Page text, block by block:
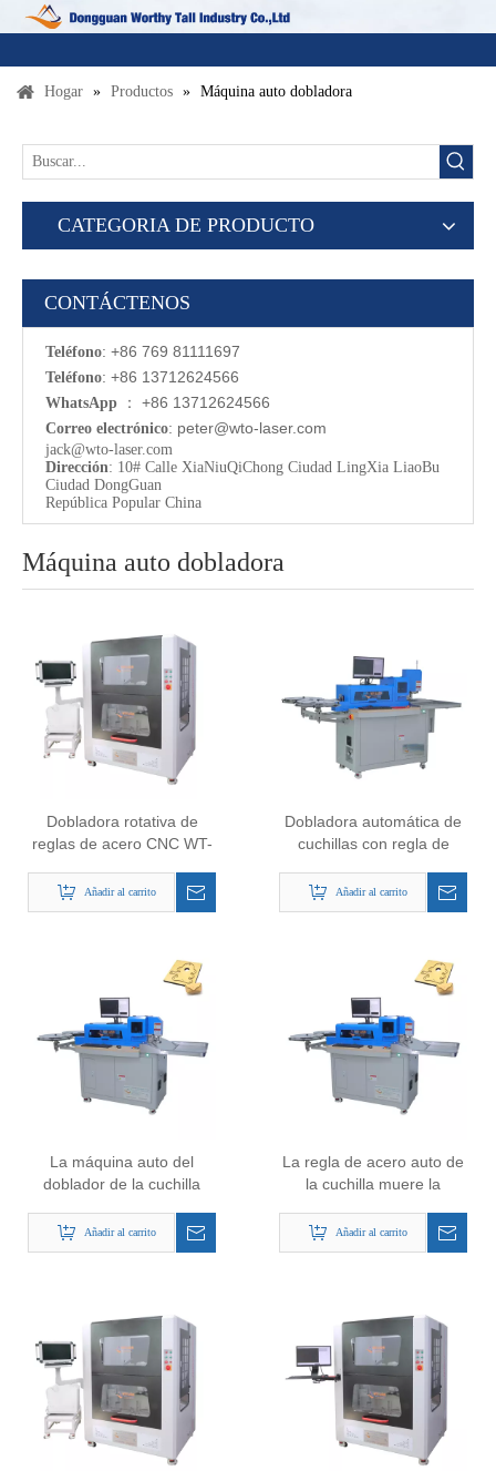
Hogar » Productos » Máquina auto dobladora
CATEGORIA DE PRODUCTO
CONTÁCTENOS
Teléfono: +86 769 81111697
Teléfono: +86 13712624566
WhatsApp ： +86 13712624566
Correo electrónico: peter@wto-laser.com
jack@wto-laser.com
Dirección: 10# Calle XiaNiuQiChong Ciudad LingXia LiaoBu
Ciudad DongGuan
República Popular China
Máquina auto dobladora
Dobladora rotativa de
reglas de acero CNC WT-
para fabricación de
tableros
Añadir al carrito
Dobladora automática de
cuchillas con regla de
Añadir al carrito
La máquina auto del
doblador de la cuchilla
muere el corte de cuero
muere haciendo
Añadir al carrito
La regla de acero auto de
la cuchilla muere la
el corte de juntas muere
haciendo
Añadir al carrito